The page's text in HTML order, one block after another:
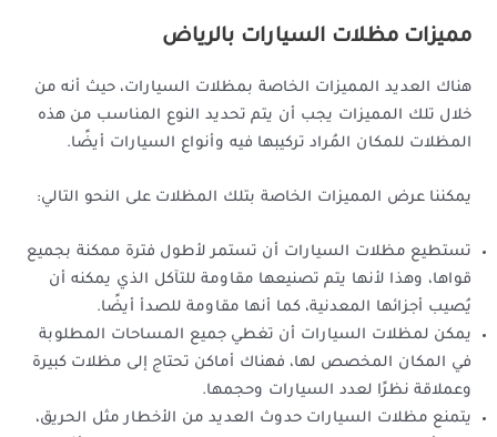
مميزات مظلات السيارات بالرياض
هناك العديد المميزات الخاصة بمظلات السيارات، حيث أنه من
خلال تلك المميزات يجب أن يتم تحديد النوع المناسب من هذه
المظلات للمكان المُراد تركيبها فيه وأنواع السيارات أيضًا.
يمكننا عرض المميزات الخاصة بتلك المظلات على النحو التالي:
تستطيع مظلات السيارات أن تستمر لأطول فترة ممكنة بجميع
قواها، وهذا لأنها يتم تصنيعها مقاومة للتآكل الذي يمكنه أن
يُصيب أجزائها المعدنية، كما أنها مقاومة للصدأ أيضًا.
يمكن لمظلات السيارات أن تغطي جميع المساحات المطلوبة
في المكان المخصص لها، فهناك أماكن تحتاج إلى مظلات كبيرة
وعملاقة نظرًا لعدد السيارات وحجمها.
يتمنع مظلات السيارات حدوث العديد من الأخطار مثل الحريق،